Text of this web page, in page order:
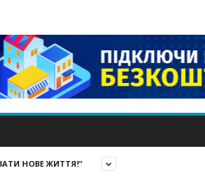
НОВЕ ЖИТТЯ!"